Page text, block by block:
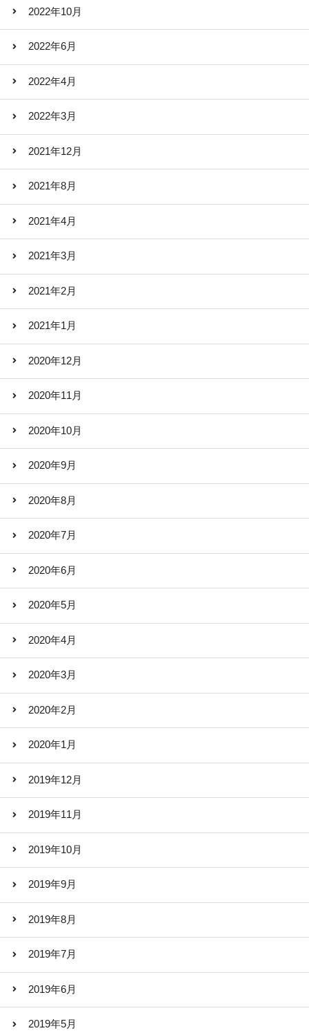
2022年10月
2022年6月
2022年4月
2022年3月
2021年12月
2021年8月
2021年4月
2021年3月
2021年2月
2021年1月
2020年12月
2020年11月
2020年10月
2020年9月
2020年8月
2020年7月
2020年6月
2020年5月
2020年4月
2020年3月
2020年2月
2020年1月
2019年12月
2019年11月
2019年10月
2019年9月
2019年8月
2019年7月
2019年6月
2019年5月